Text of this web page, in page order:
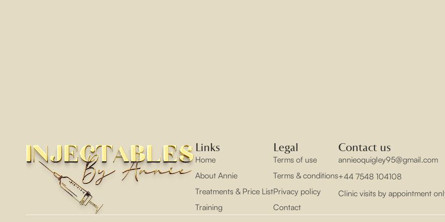
Links
Home
About Annie
Treatments & Price List
Training
Legal
Terms of use
Terms & conditions
Privacy policy
Contact
Contact us
annieoquigley95@gmail.com
+44 7548 104108
Clinic visits by appointment